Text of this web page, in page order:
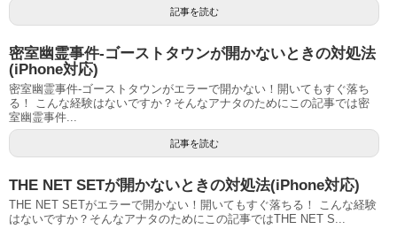
記事を読む
密室幽霊事件-ゴーストタウンが開かないときの対処法
(iPhone対応)
密室幽霊事件-ゴーストタウンがエラーで開かない！開いてもすぐ落ち
る！ こんな経験はないですか？そんなアナタのためにこの記事では密
室幽霊事件...
記事を読む
THE NET SETが開かないときの対処法(iPhone対応)
THE NET SETがエラーで開かない！開いてもすぐ落ちる！ こんな経験
はないですか？そんなアナタのためにこの記事ではTHE NET S...